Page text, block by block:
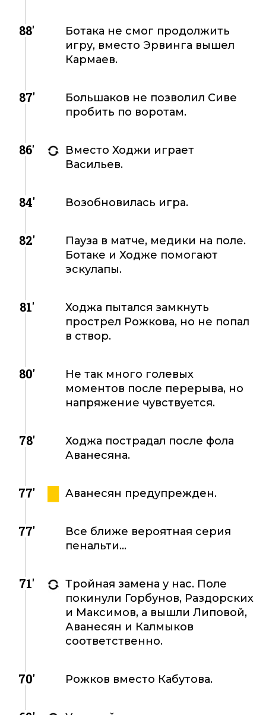
88'
Ботака не смог продолжить
игру, вместо Эрвинга вышел
Кармаев.
87'
Большаков не позволил Сиве
пробить по воротам.
86'
Вместо Ходжи играет
Васильев.
84' Возобновилась игра.
82'
Пауза в матче, медики на поле.
Ботаке и Ходже помогают
эскулапы.
81'
Ходжа пытался замкнуть
прострел Рожкова, но не попал
в створ.
80'
Не так много голевых
моментов после перерыва, но
напряжение чувствуется.
78'
Ходжа пострадал после фола
Аванесяна.
77' Аванесян предупрежден.
77'
Все ближе вероятная серия
пенальти...
71'
Тройная замена у нас. Поле
покинули Горбунов, Раздорских
и Максимов, а вышли Липовой,
Аванесян и Калмыков
соответственно.
70' Рожков вместо Кабутова.